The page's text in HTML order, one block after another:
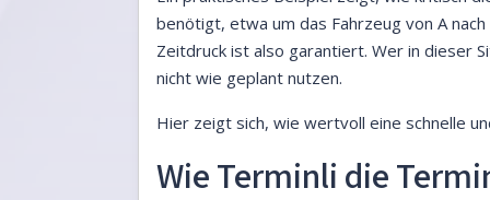
benötigt, etwa um das Fahrzeug von A
Zeitdruck ist also garantiert. Wer in dieser
nicht wie geplant nutzen.
Hier zeigt sich, wie wertvoll eine schnelle
Wie Terminli die